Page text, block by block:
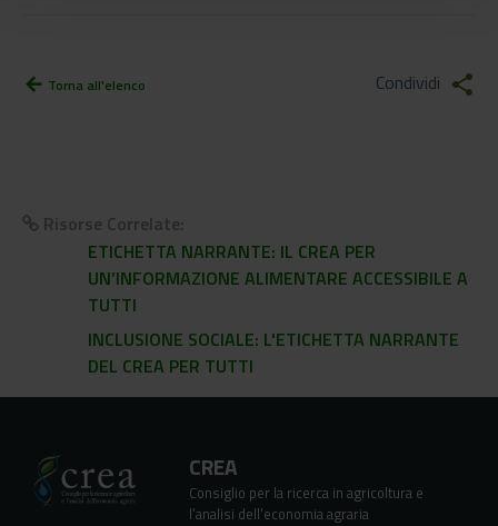
arrow_back Torna all'elenco Condividi share
Risorse Correlate:
ETICHETTA NARRANTE: IL CREA PER
UN’INFORMAZIONE ALIMENTARE ACCESSIBILE A
TUTTI
INCLUSIONE SOCIALE: L'ETICHETTA NARRANTE
DEL CREA PER TUTTI
CREA
Consiglio per la ricerca in agricoltura e
l’analisi dell’economia agraria